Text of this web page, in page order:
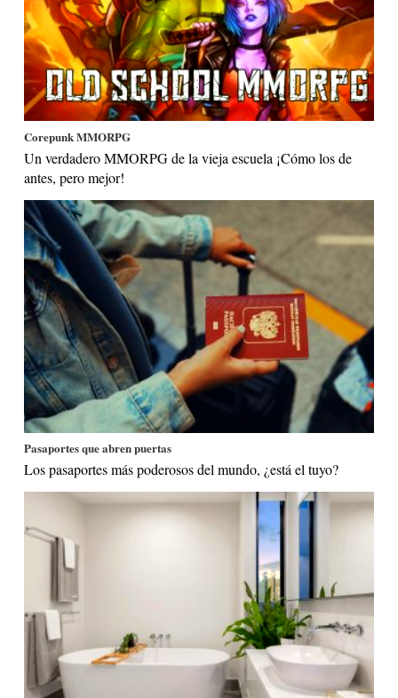
Corepunk MMORPG
Un verdadero MMORPG de la vieja escuela ¡Cómo los de
antes, pero mejor!
Pasaportes que abren puertas
Los pasaportes más poderosos del mundo, ¿está el tuyo?